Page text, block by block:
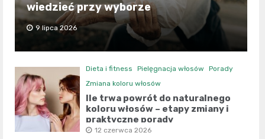
wiedzieć przy wyborze
9 lipca 2026
Dieta i fitness Pielęgnacja włosów
Porady
Zmiana koloru włosów
Ile trwa powrót do naturalnego
koloru włosów – etapy zmiany i
praktyczne porady
12 czerwca 2026